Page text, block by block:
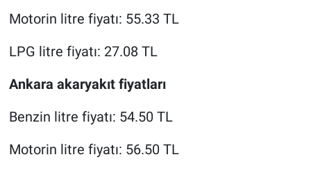
Motorin litre fiyatı: 55.33 TL
LPG litre fiyatı: 27.08 TL
Ankara akaryakıt fiyatları
Benzin litre fiyatı: 54.50 TL
Motorin litre fiyatı: 56.50 TL